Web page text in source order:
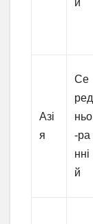
Азі
я
Се
ред
ньо
-ра
нні
й